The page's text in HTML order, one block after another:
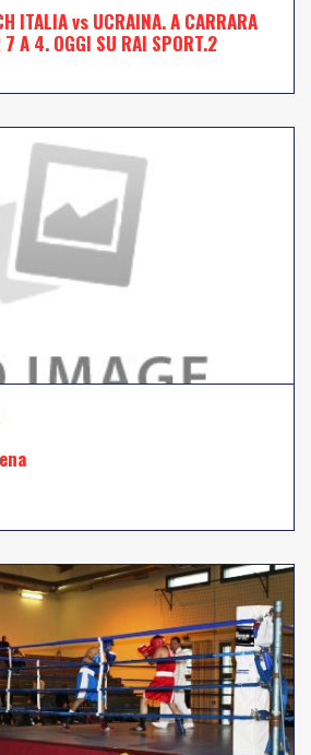
ITALIA vs UCRAINA. A CARRARA
A 4. OGGI SU RAI SPORT.2